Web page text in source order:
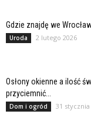
Gdzie znajdę we
Uroda 2 lutego 2026
Osłony okienne a ilość
przyciemnić...
Dom i ogród 31 stycznia